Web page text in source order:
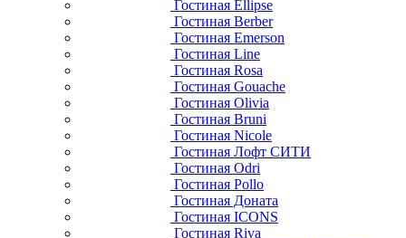
Гостиная Ellipse
Гостиная Berber
Гостиная Emerson
Гостиная Line
Гостиная Rosa
Гостиная Gouache
Гостиная Olivia
Гостиная Bruni
Гостиная Nicole
Гостиная Лофт СИТИ
Гостиная Odri
Гостиная Pollo
Гостиная Доната
Гостиная ICONS
Гостиная Riva